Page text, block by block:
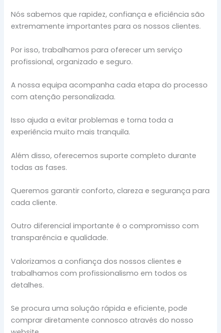
Nós sabemos que rapidez, confiança e eficiência são
extremamente importantes para os nossos clientes.
Por isso, trabalhamos para oferecer um serviço
profissional, organizado e seguro.
A nossa equipa acompanha cada etapa do processo
com atenção personalizada.
Isso ajuda a evitar problemas e torna toda a
experiência muito mais tranquila.
Além disso, oferecemos suporte completo durante
todas as fases.
Queremos garantir conforto, clareza e segurança para
cada cliente.
Outro diferencial importante é o compromisso com
transparência e qualidade.
Valorizamos a confiança dos nossos clientes e
trabalhamos com profissionalismo em todos os
detalhes.
Se procura uma solução rápida e eficiente, pode
comprar diretamente connosco através do nosso